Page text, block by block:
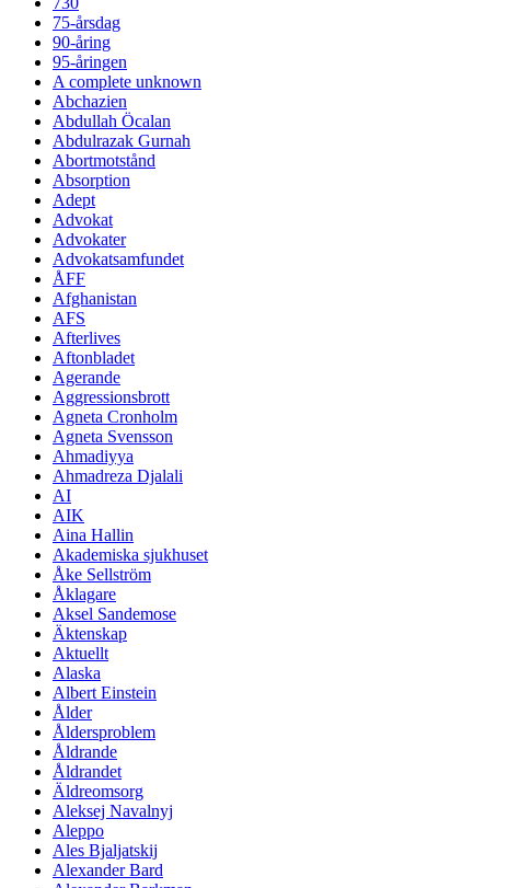
75-årsdag
90-åring
95-åringen
A complete unknown
Abchazien
Abdullah Öcalan
Abdulrazak Gurnah
Abortmotstånd
Absorption
Adept
Advokat
Advokater
Advokatsamfundet
ÅFF
Afghanistan
AFS
Afterlives
Aftonbladet
Agerande
Aggressionsbrott
Agneta Cronholm
Agneta Svensson
Ahmadiyya
Ahmadreza Djalali
AI
AIK
Aina Hallin
Akademiska sjukhuset
Åke Sellström
Åklagare
Aksel Sandemose
Äktenskap
Aktuellt
Alaska
Albert Einstein
Ålder
Åldersproblem
Åldrande
Åldrandet
Äldreomsorg
Aleksej Navalnyj
Aleppo
Ales Bjaljatskij
Alexander Bard